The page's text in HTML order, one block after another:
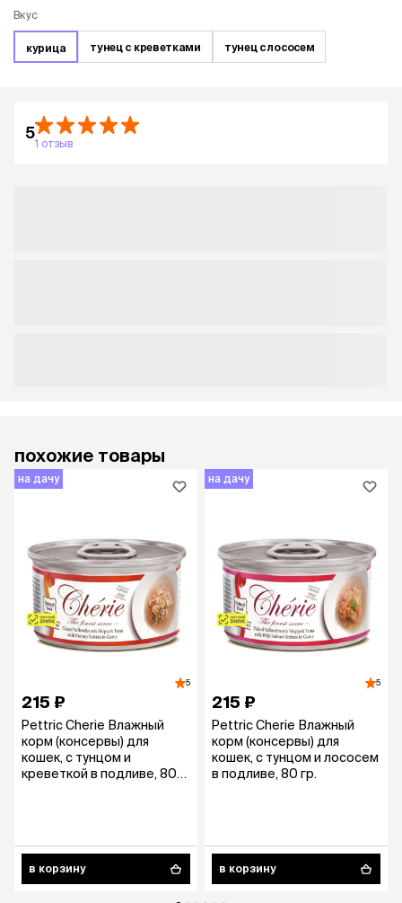
Вкус
курица тунец с креветками тунец с лососем
5
1 отзыв
похожие товары
на дачу
5
215 ₽
Pettric Cherie Влажный
корм (консервы) для
кошек, с тунцом и
креветкой в подливе, 80
в корзину
на дачу
5
215 ₽
Pettric Cherie Влажный
корм (консервы) для
кошек, с тунцом и лососем
в подливе, 80 гр.
в корзину